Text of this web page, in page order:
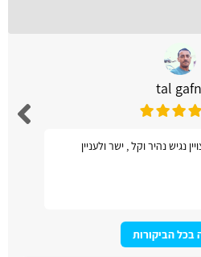
tal
נגיש נהיר וקל , ישר ולעניין
בכל הביקורות